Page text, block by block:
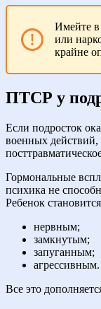
Имейте
или
крайне
ПТСР у
Если подросток
военных действий,
Гормональные
психика не
Ребенок
нервным;
замкнутым;
запуганным;
агрессивным.
Все это